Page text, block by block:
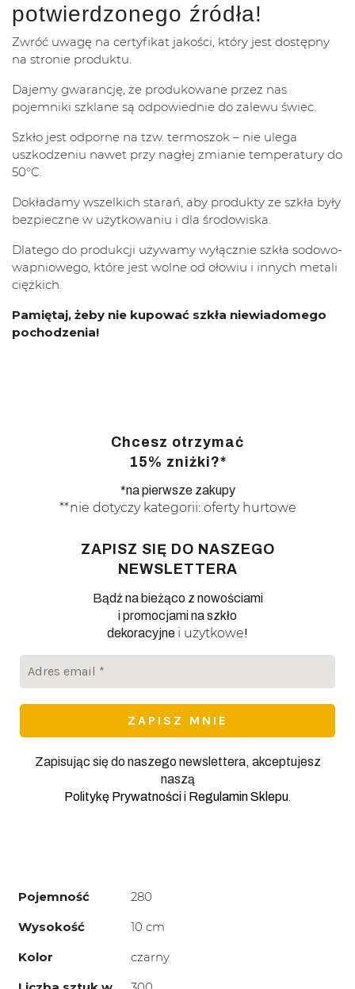
potwierdzonego źródła!
Zwróć uwagę na certyfikat jakości, który jest dostępny
na stronie produktu.
Dajemy gwarancję, że produkowane przez nas
pojemniki szklane są odpowiednie do zalewu świec.
Szkło jest odporne na tzw. termoszok – nie ulega
uszkodzeniu nawet przy nagłej zmianie temperatury do
50°C.
Dokładamy wszelkich starań, aby produkty ze szkła były
bezpieczne w użytkowaniu i dla środowiska.
Dlatego do produkcji używamy wyłącznie szkła sodowo-
wapniowego, które jest wolne od ołowiu i innych metali
ciężkich.
Pamiętaj, żeby nie kupować szkła niewiadomego
pochodzenia!
Chcesz otrzymać
15% zniżki?*
*na pierwsze zakupy
**nie dotyczy kategorii: oferty hurtowe
ZAPISZ SIĘ DO NASZEGO
NEWSLETTERA
Bądź na bieżąco z nowościami
i promocjami na szkło
dekoracyjne i użytkowe!
Zapisując się do naszego newslettera, akceptujesz
naszą
Politykę Prywatnościi Regulamin Sklepu
Pojemność
280
Wysokość
10 cm
Kolor
czarny